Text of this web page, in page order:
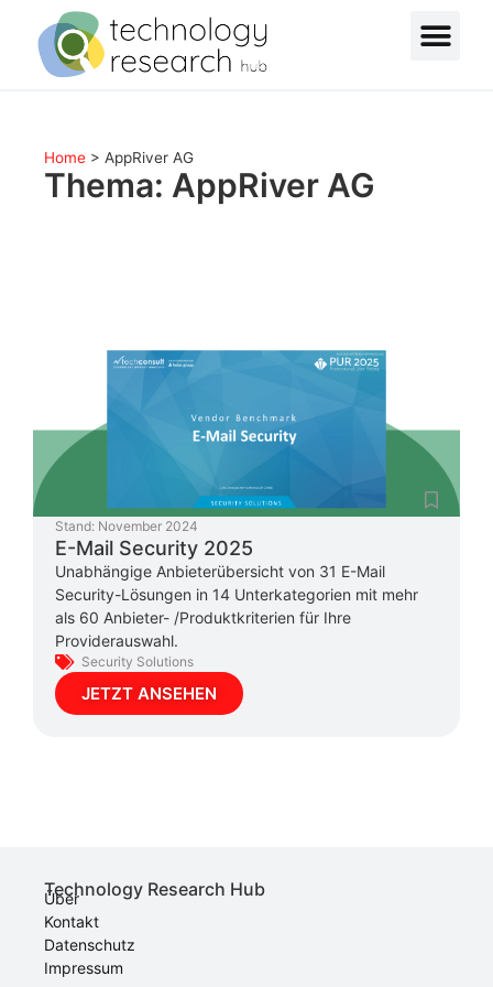
Home > AppRiver AG
Thema: AppRiver AG
Stand: November 2024
E-Mail Security 2025
Unabhängige Anbieterübersicht von 31 E-Mail
Security-Lösungen in 14 Unterkategorien mit mehr
als 60 Anbieter- /Produktkriterien für Ihre
Providerauswahl.
Security Solutions
JETZT ANSEHEN
Technology Research Hub
Über
Kontakt
Datenschutz
Impressum